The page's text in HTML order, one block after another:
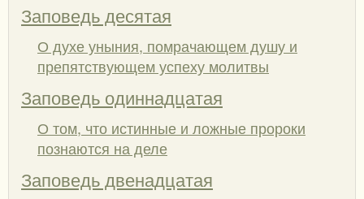
Заповедь десятая
О духе уныния, помрачающем душу и
препятствующем успеху молитвы
Заповедь одиннадцатая
О том, что истинные и ложные пророки
познаются на деле
Заповедь двенадцатая